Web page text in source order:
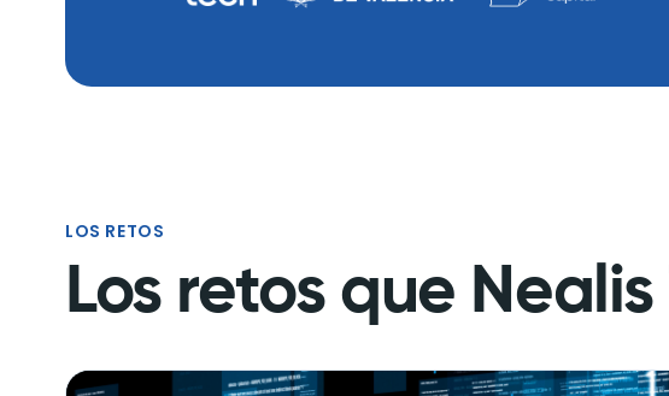
LOS RETOS
Los retos que